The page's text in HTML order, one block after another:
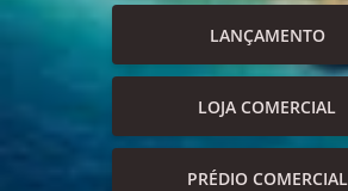
LANÇAMENTO
LOJA COMERCIAL
PRÉDIO COMERCIAL